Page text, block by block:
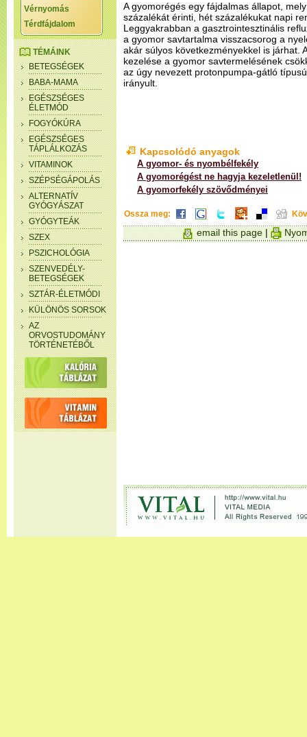
Vérnyomás
Térdfájdalom
TÉMÁINK
BETEGSÉGEK
BABA-MAMA
EGÉSZSÉGES
ÉLETMÓD
FOGYÓKÚRA
EGÉSZSÉGES
TÁPLÁLKOZÁS
VITAMINOK
SZÉPSÉGÁPOLÁS
ALTERNATÍV
GYÓGYÁSZAT
GYÓGYTEÁK
SZEX
PSZICHOLÓGIA
SZENVEDÉLY-
BETEGSÉGEK
SZTÁR-ÉLETMÓDI
KÜLÖNÖS SORSOK
AZ
ORVOSTUDOMÁNY
TÖRTÉNETÉBŐL
A gyomorégés egy fájdalmas állapot,
százalékát érinti, hét százalékukat napi
Leggyakrabban a gasztrointesztinális
a gyomor savtartalma visszacsorog a
akár súlyos következményekkel is járhat.
kezelése a gyomor savtermelésének
az úgy nevezett protonpumpa-gátló
irányult.
Kapcsolódó anyagok
A gyomor- és nyombélfekély
A gyomorégést ne hagyja kezeletlenül!
A gyomorfekély szövődményei
Ossza meg:
email this page |